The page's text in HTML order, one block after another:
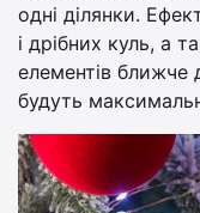
одні ділянки.
і дрібних куль, а
елементів ближче
будуть